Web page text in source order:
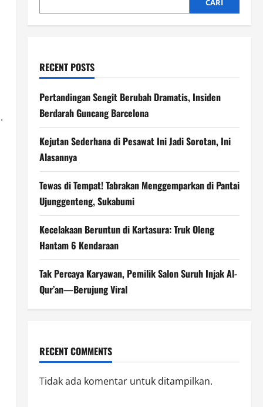
CARI
RECENT POSTS
Pertandingan Sengit Berubah Dramatis, Insiden
Berdarah Guncang Barcelona
Kejutan Sederhana di Pesawat Ini Jadi Sorotan, Ini
Alasannya
Tewas di Tempat! Tabrakan Menggemparkan di Pantai
Ujunggenteng, Sukabumi
Kecelakaan Beruntun di Kartasura: Truk Oleng
Hantam 6 Kendaraan
Tak Percaya Karyawan, Pemilik Salon Suruh Injak Al-
Qur’an—Berujung Viral
RECENT COMMENTS
Tidak ada komentar untuk ditampilkan.